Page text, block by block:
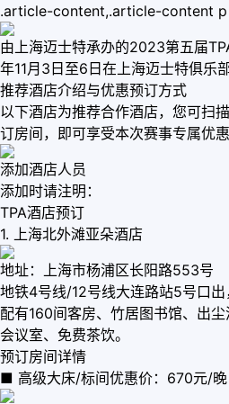
.article-content,.article-content
由上海迈士特承办的2023第五届
年11月3日至6日在上海迈士特俱乐部
推荐酒店介绍与优惠预订方式
以下酒店为推荐合作酒店，您可扫
订房间，即可享受本次赛事专属优惠
添加酒店人员
添加时请注明：
TPA酒店预订
1. 上海北外滩亚朵酒店
地址：上海市杨浦区长阳路553号
地铁4号线/12号线大连路站5号口
配有160间客房、竹居图书馆、出
会议室、免费茶饮。
预订房间详情
■ 高级大床/标间优惠价：670元/晚